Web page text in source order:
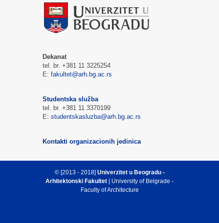
Dekanat
tel. br. +381 11 3225254
E: fakultet@arh.bg.ac.rs
Studentska služba
tel. br. +381 11 3370199
E: studentskasluzba@arh.bg.ac.rs
Kontakti organizacionih jedinica
© [2013 - 2018] Univerzitet u Beogradu -
Arhitektonski Fakultet | University of Belgrade -
Faculty of Architecture